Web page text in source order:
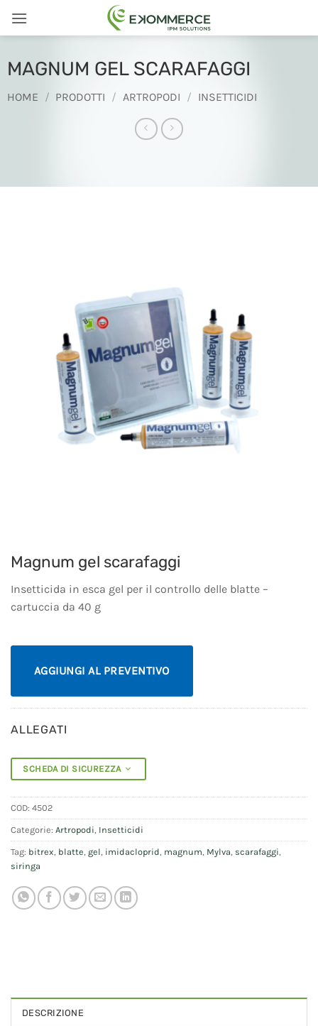
MAGNUM GEL SCARAFAGGI
HOME / PRODOTTI / ARTROPODI / INSETTICIDI
Magnum gel scarafaggi
Insetticida in esca gel per il controllo delle blatte –
cartuccia da 40 g
AGGIUNGI AL PREVENTIVO
ALLEGATI
SCHEDA DI SICUREZZA
COD: 4502
Categorie: Artropodi Insetticidi
Tag: bitrex blatte gel imidacloprid magnum Mylva scarafaggi
siringa
DESCRIZIONE